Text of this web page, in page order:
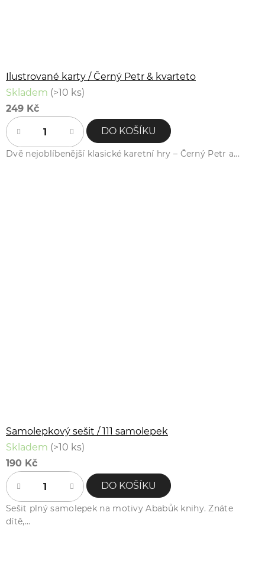
Ilustrované karty / Černý Petr & kvarteto
Skladem (>10 ks)
249 Kč
DO KOŠÍKU
Dvě nejoblíbenější klasické karetní hry – Černý Petr a...
Samolepkový sešit / 111 samolepek
Skladem (>10 ks)
190 Kč
DO KOŠÍKU
Sešit plný samolepek na motivy Ababůk knihy. Znáte
dítě,...